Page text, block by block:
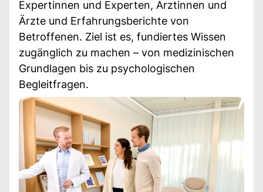
Expertinnen und Experten, Ärztinnen und
Ärzte und Erfahrungsberichte von
Betroffenen. Ziel ist es, fundiertes Wissen
zugänglich zu machen – von medizinischen
Grundlagen bis zu psychologischen
Begleitfragen.